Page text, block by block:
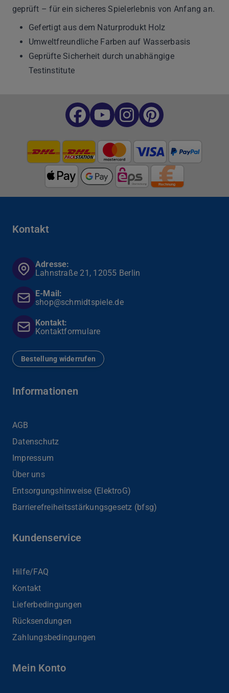
geprüft – für ein sicheres Spielerlebnis von Anfang an.
Gefertigt aus dem Naturprodukt Holz
Umweltfreundliche Farben auf Wasserbasis
Geprüfte Sicherheit durch unabhängige
Testinstitute
Kontakt
Adresse:
Lahnstraße 21, 12055 Berlin
E-Mail:
shop@schmidtspiele.de
Kontakt:
Kontaktformulare
Bestellung widerrufen
Informationen
AGB
Datenschutz
Impressum
Über uns
Entsorgungshinweise (ElektroG)
Barrierefreiheits­stärkungsgesetz (bfsg)
Kundenservice
Hilfe/FAQ
Kontakt
Lieferbedingungen
Rücksendungen
Zahlungsbedingungen
Mein Konto